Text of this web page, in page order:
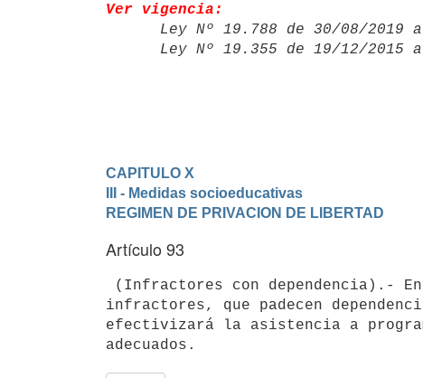
Ver vigencia:
Ley Nº 19.788 de 30/08/2019
Ley Nº 19.355 de 19/12/2015
CAPITULO X
III - Medidas socioeducativas
REGIMEN DE PRIVACION DE LIBERTAD
Artículo 93
infractores, que padecen
efectivizará la asistencia a